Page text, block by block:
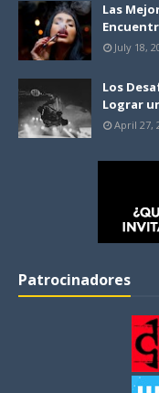
Las
July 18,
Los
Lograr
April 27,
Patrocinadores